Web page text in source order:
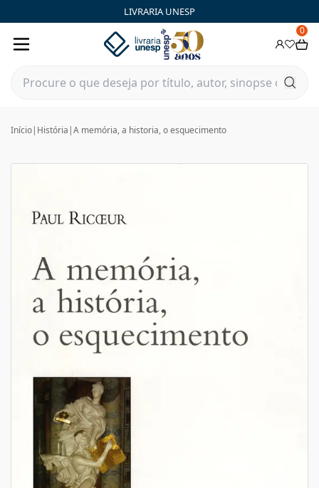
LIVRARIA UNESP
0
Início| História |A memória, a historia, o esquecimento